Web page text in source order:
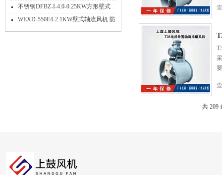
轴流风机
不锈钢DFBZ-I-4.0-0.25KW方形壁式
轴流风机
WEXD-550E4-2.1KW壁式轴流风机 防
腐隔爆送风排风机
共 209